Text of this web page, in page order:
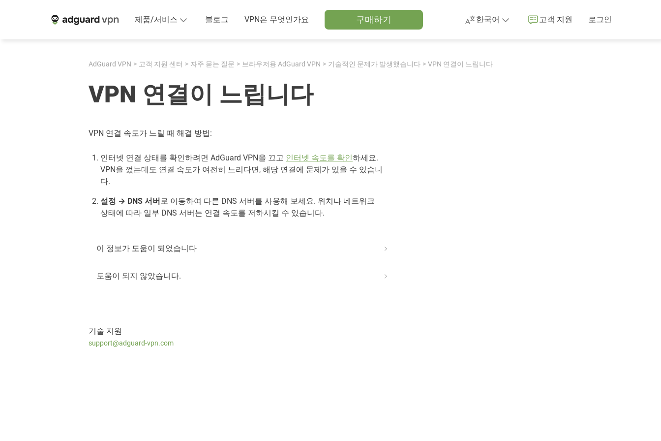
제품/서비스 블로그 VPN은 무엇인가요 구매하기 한국어 고객 지원 로그인
AdGuard VPN 고객 지원 센터 자주 묻는 질문 브라우저용 AdGuard VPN 기술적인 문제가 발생했습니다 VPN 연결이 느립니다
VPN 연결이 느립니다
VPN 연결 속도가 느릴 때 해결 방법:
인터넷 연결 상태를 확인하려면 AdGuard VPN을 끄고 인터넷 속도를 확인하세요.
VPN을 껐는데도 연결 속도가 여전히 느리다면, 해당 연결에 문제가 있을 수 있습니
다.
설정 → DNS 서버로 이동하여 다른 DNS 서버를 사용해 보세요. 위치나 네트워크
상태에 따라 일부 DNS 서버는 연결 속도를 저하시킬 수 있습니다.
이 정보가 도움이 되었습니다
도움이 되지 않았습니다.
기술 지원
support@adguard-vpn.com